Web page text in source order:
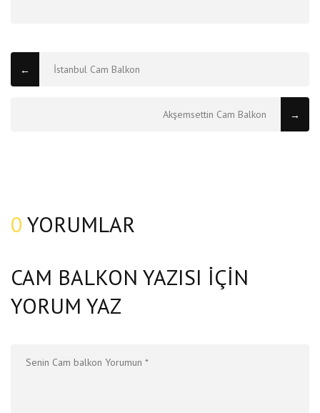
← İstanbul Cam Balkon
Akşemsettin Cam Balkon →
0 YORUMLAR
CAM BALKON YAZISI IÇIN
YORUM YAZ